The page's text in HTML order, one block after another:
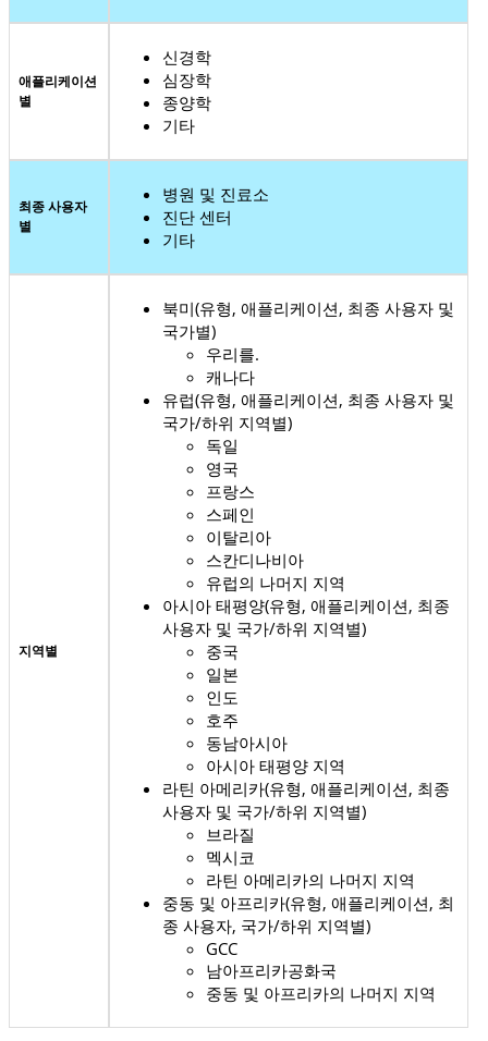
애플리케이션
별
신경학
심장학
종양학
기타
최종 사용자
별
병원 및 진료소
진단 센터
기타
지역별
북미(유형, 애플리케이션, 최종 사용자 및
국가별)
우리를.
캐나다
유럽(유형, 애플리케이션, 최종 사용자 및
국가/하위 지역별)
독일
영국
프랑스
스페인
이탈리아
스칸디나비아
유럽의 나머지 지역
아시아 태평양(유형, 애플리케이션, 최종
사용자 및 국가/하위 지역별)
중국
일본
인도
호주
동남아시아
아시아 태평양 지역
라틴 아메리카(유형, 애플리케이션, 최종
사용자 및 국가/하위 지역별)
브라질
멕시코
라틴 아메리카의 나머지 지역
중동 및 아프리카(유형, 애플리케이션, 최
종 사용자, 국가/하위 지역별)
GCC
남아프리카공화국
중동 및 아프리카의 나머지 지역